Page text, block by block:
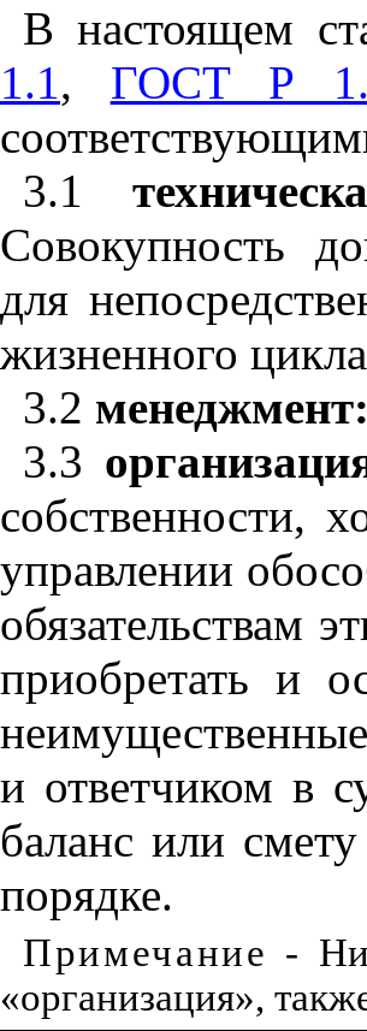
В настоящем
1.1, ГОСТ Р
3.1
Совокупность
для
жизненного цикла
3.2 менеджмент:
3.3
собственности,
управлении
обязательствам
приобретать и
и ответчиком в
баланс или смету
порядке.
Примечание -
«организация»,